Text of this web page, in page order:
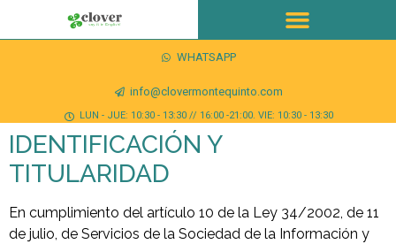
WHATSAPP
info@clovermontequinto.com
LUN - JUE: 10:30 - 13:30 // 16:00 -21:00. VIE: 10:30 - 13:30
IDENTIFICACIÓN Y
TITULARIDAD
En cumplimiento del artículo 10 de la Ley 34/2002, de 11
de julio, de Servicios de la Sociedad de la Información y